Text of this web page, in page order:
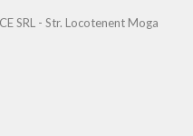
SRL - Str. Locotenent Moga